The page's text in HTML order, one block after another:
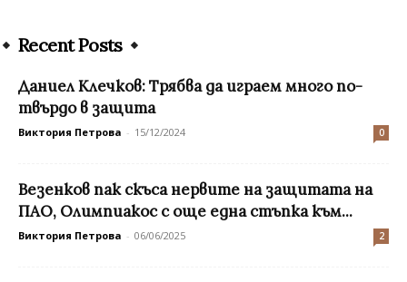
Recent Posts
Даниел Клечков: Трябва да играем много по-
твърдо в защита
Виктория Петрова - 15/12/2024 0
Везенков пак скъса нервите на защитата на
ПАО, Олимпиакос с още една стъпка към...
Виктория Петрова - 06/06/2025 2